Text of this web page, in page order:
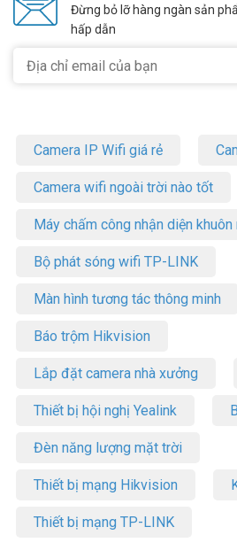
Đừng bỏ lỡ hàng ngàn sản
hấp dẫn
Camera IP Wifi giá rẻ
Camera wifi ngoài trời nào tốt
Máy chấm công nhận diện khuôn
Bộ phát sóng wifi TP-LINK
Màn hình tương tác thông minh
Báo trộm Hikvision
Lắp đặt camera nhà xưởng
Thiết bị hội nghị Yealink
Đèn năng lượng mặt trời
Thiết bị mạng Hikvision
Thiết bị mạng TP-LINK